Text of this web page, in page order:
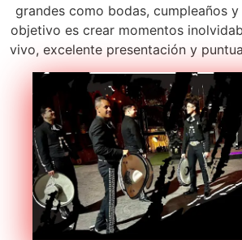
grandes como bodas, cumpleaños y
objetivo es crear momentos
vivo, excelente presentación y